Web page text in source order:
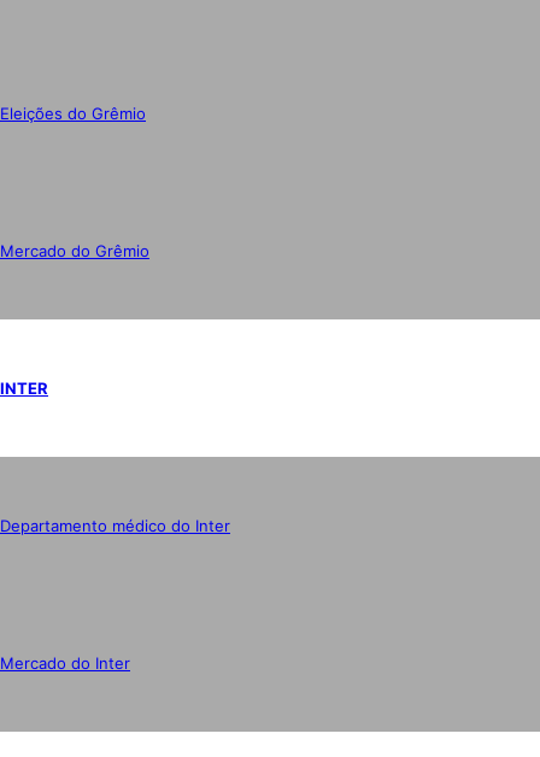
Eleições do Grêmio
Mercado do Grêmio
INTER
Departamento médico do Inter
Mercado do Inter